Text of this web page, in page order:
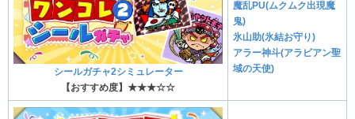
シールガチャ2シミュレーター
【おすすめ度】★★★☆☆
魔乱PU(ムクムク出現魔
鬼)
氷山助(氷結お守り)
アラー神斗(アラビアン聖
域の天使)